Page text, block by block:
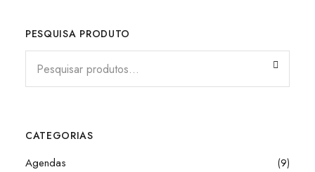
PESQUISA PRODUTO
CATEGORIAS
Agendas (9)